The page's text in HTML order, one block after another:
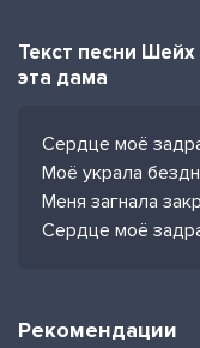
Текст песни
эта дама
Сердце моё
Моё украла
Меня загнала
Сердце моё
Рекомендации